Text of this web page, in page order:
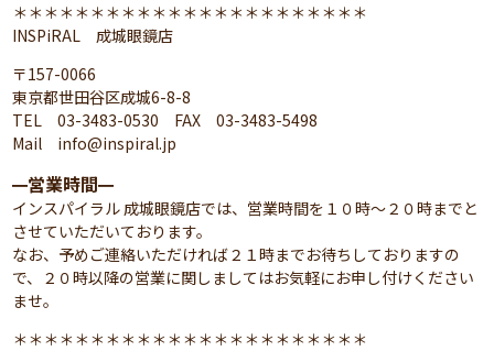
＊＊＊＊＊＊＊＊＊＊＊＊＊＊＊＊＊＊＊＊＊＊＊
INSPiRAL 成城眼鏡店
〒157-0066
東京都世田谷区成城6-8-8
TEL 03-3483-0530 FAX 03-3483-5498
Mail info@inspiral.jp
━営業時間━
インスパイラル 成城眼鏡店では、営業時間を１０時～２０時までと
させていただいております。
なお、予めご連絡いただければ２１時までお待ちしておりますの
で、２０時以降の営業に関しましてはお気軽にお申し付けください
ませ。
＊＊＊＊＊＊＊＊＊＊＊＊＊＊＊＊＊＊＊＊＊＊＊